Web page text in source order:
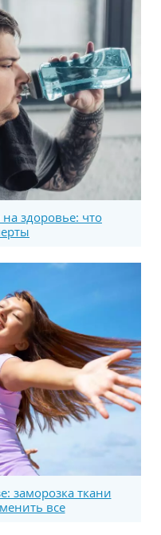
здоровье: что
заморозка ткани
все